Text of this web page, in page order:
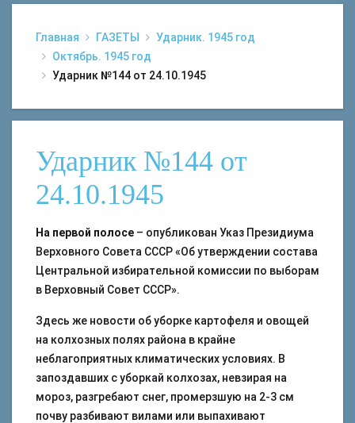
Главная ГАЗЕТЫ
Ударник. 1945 год
Октябрь. 1945 год
Ударник №144 от 24.10.1945
Ударник №144 от
24.10.1945
На первой полосе – опубликован Указ Президиума
Верховного Совета СССР «Об утверждении состава
Центральной избирательной комиссии по выборам
в Верховный Совет СССР».
Здесь же новости об уборке картофеля и овощей
на колхозных полях района в крайне
неблагоприятных климатических условиях. В
запоздавших с уборкай колхозах, невзирая на
мороз, разгребают снег, промерзшую на 2-3 см
почву разбивают вилами или выпахивают